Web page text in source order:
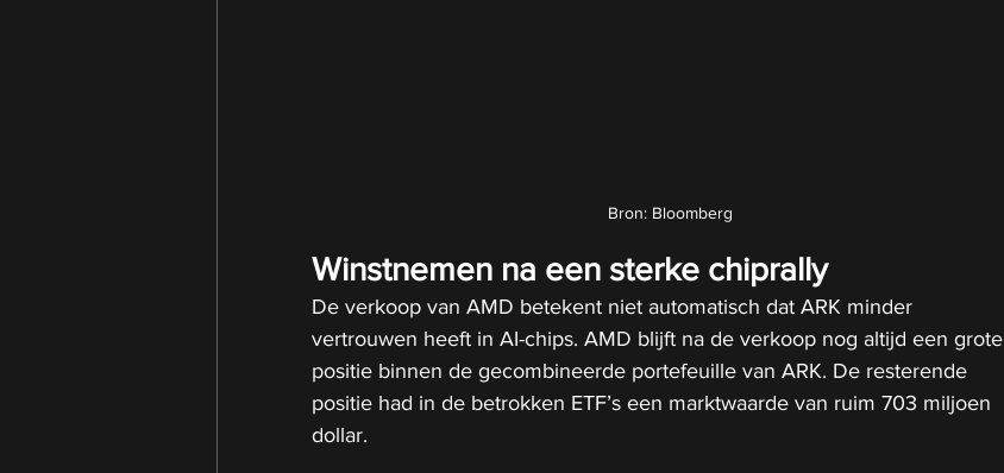
Bron: Bloomberg
Winstnemen na een sterke chiprally
De verkoop van AMD betekent niet automatisch dat ARK minder
vertrouwen heeft in AI-chips. AMD blijft na de verkoop nog altijd een grote
positie binnen de gecombineerde portefeuille van ARK. De resterende
positie had in de betrokken ETF’s een marktwaarde van ruim 703 miljoen
dollar.